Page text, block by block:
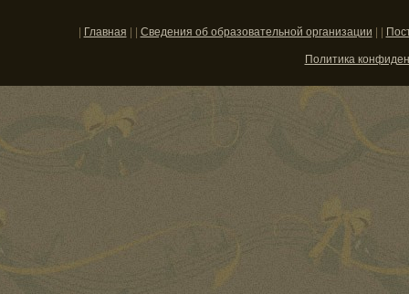
Главная Сведения об образовательной организации
Политика